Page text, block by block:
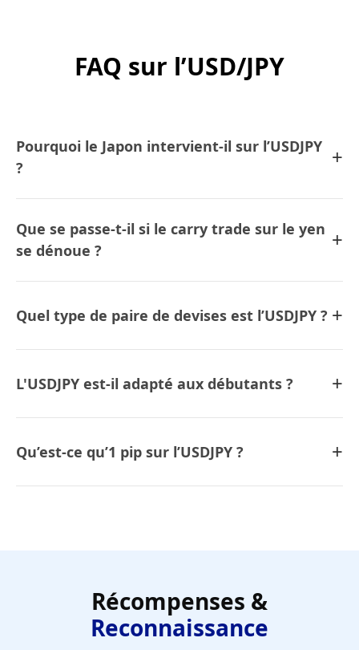
FAQ sur l’USD/JPY
Pourquoi le Japon intervient-il sur l’USDJPY
?
+
Que se passe-t-il si le carry trade sur le yen
se dénoue ?
+
Quel type de paire de devises est l’USDJPY ? +
L'USDJPY est-il adapté aux débutants ? +
Qu’est-ce qu’1 pip sur l’USDJPY ? +
Récompenses &
Reconnaissance